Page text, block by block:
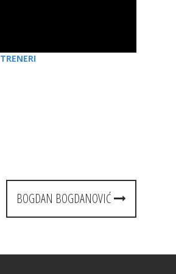
TRENERI
BOGDAN BOGDANOVIĆ